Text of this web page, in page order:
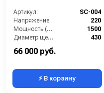
Артикул:
SC-004
Напряжение (В):
220
Мощность (Вт):
1500
Диаметр щетки Ø (мм):
430
66 000 руб.
⚡ В корзину